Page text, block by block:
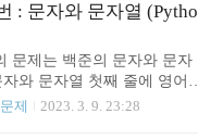
으로 되어있습니다. 공백을
받은 값을 앞의 값을 기록으
누었습니다. 기록을 datetim
의 strptime 을 활용했
datetime def get_race_tim
race_time, team_inf..
: 문자와 문자열 (Pytho
문제는 백준의 문자와 문자
와 문자열 첫째 줄에 영어
루어진 단어 $S$가 주어진
제 2023. 3. 9. 23:28